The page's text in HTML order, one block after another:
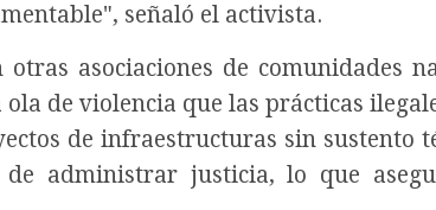
señaló el activista.
asociaciones de comunidades
de violencia que las prácticas
de infraestructuras sin sustento
administrar justicia, lo que